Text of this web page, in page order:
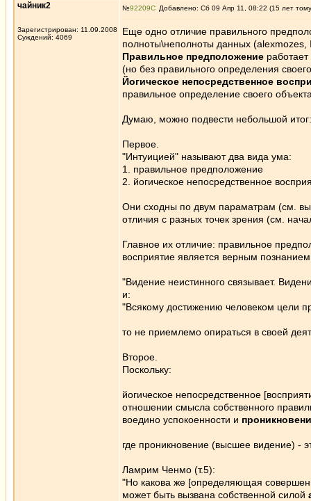
чайник2
Зарегистрирован: 11.09.2008
Суждений: 4069
№92209 Добавлено: Сб 09 Апр 11, 08:22 (15 лет
Еще одно отличие правильного
полноты\неполноты данных
Правильное предположение
(но без правильного определения
Йогическое непосредственное
правильное определение своего
Думаю, можно подвести небольшой итог:
Первое.
"Интуицией" называют два вида ума:
1. правильное предположение
2. йогическое непосредственное
Они сходны по двум параматрам (см.
отличия с разных точек зрения (см.
Главное их отличие: правильное
восприятие является верным
"Видение неистинного связывает.
и:
"Всякому достижению человеком цели
то не приемлемо опираться в своей
Второе.
Поскольку:
йогическое непосредственное
отношении смысла собственного
воедино успокоенности и
где проникновение (высшее видение) -
Ламрим Ченмо (т.5):
"Но какова же [определяющая
может быть вызвана собственной силой